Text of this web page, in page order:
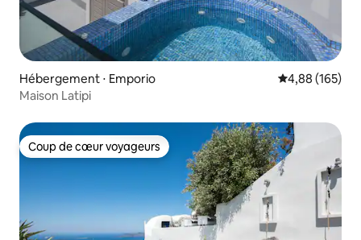
Hébergement ⋅ Emporio Évaluation
4,88 (165)
Maison Latipi
Coup de cœur voyageurs
Coup de cœur voyageurs